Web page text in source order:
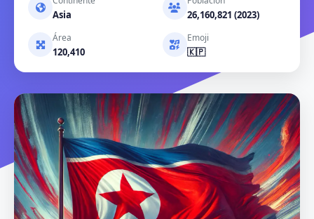
Asia 26,160,821 (2023)
Área
120,410
Emoji
🇰🇵